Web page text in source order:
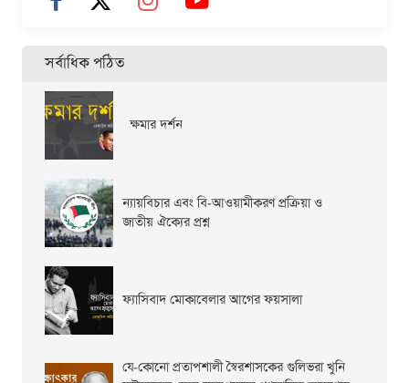
সর্বাধিক পঠিত
ক্ষমার দর্শন
ন্যায়বিচার এবং বি-আওয়ামীকরণ প্রক্রিয়া ও
জাতীয় ঐক্যের প্রশ্ন
ফ্যাসিবাদ মোকাবেলার আগের ফয়সালা
যে-কোনো প্রতাপশালী স্বৈরশাসকের গুলিভরা খুনি